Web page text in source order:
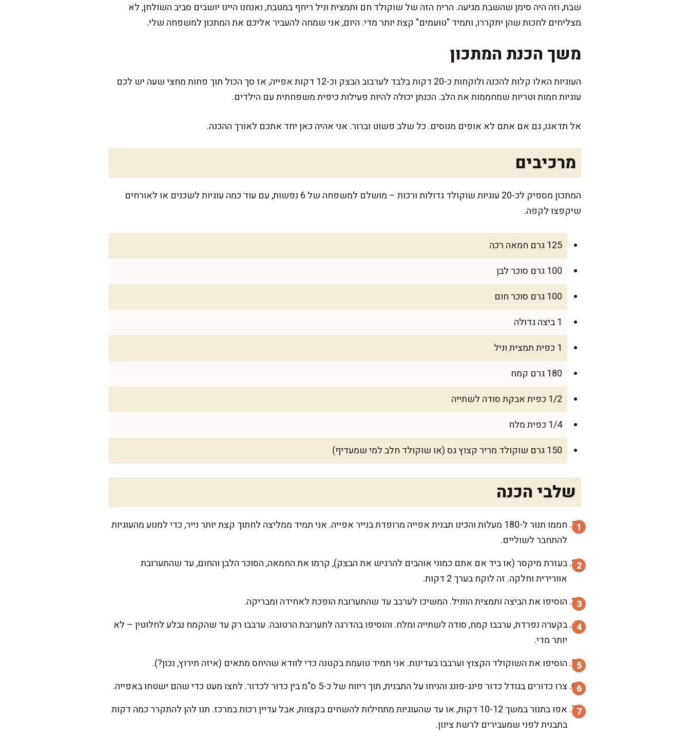
שבת, וזה היה סימן שהשבת מגיעה. הריח הזה של שוקולד חם ותמצית וניל ריחף במטבח, ואנחנו היינו יושבים סביב השולחן, לא
מצליחים לחכות שהן יתקררו, ותמיד "טועמים" קצת יותר מדי. היום, אני שמחה להעביר אליכם את המתכון למשפחה שלי.
משך הכנת המתכון
העוגיות האלו קלות להכנה ולוקחות כ-20 דקות בלבד לערבוב הבצק וכ-12 דקות אפייה, אז סך הכול תוך פחות מחצי שעה יש לכם
עוגיות חמות וטריות שמחממות את הלב. הכנתן יכולה להיות פעילות כיפית משפחתית עם הילדים.
אל תדאגו, גם אם אתם לא אופים מנוסים. כל שלב פשוט וברור. אני אהיה כאן יחד אתכם לאורך ההכנה.
מרכיבים
המתכון מספיק לכ-20 עוגיות שוקולד גדולות ורכות – מושלם למשפחה של 6 נפשות, עם עוד כמה עוגיות לשכנים או לאורחים
שיקפצו לקפה.
125 גרם חמאה רכה
100 גרם סוכר לבן
100 גרם סוכר חום
1 ביצה גדולה
1 כפית תמצית וניל
180 גרם קמח
1/2 כפית אבקת סודה לשתייה
1/4 כפית מלח
150 גרם שוקולד מריר קצוץ גס (או שוקולד חלב למי שמעדיף)
שלבי הכנה
חממו תנור ל-180 מעלות והכינו תבנית אפייה מרופדת בנייר אפייה. אני תמיד ממליצה לחתוך קצת יותר נייר, כדי למנוע מהעוגיות
להתחבר לשוליים.
בעזרת מיקסר (או ביד אם אתם כמוני אוהבים להרגיש את הבצק), קרמו את החמאה, הסוכר הלבן והחום, עד שהתערובת
אוורירית וחלקה. זה לוקח בערך 2 דקות.
הוסיפו את הביצה ותמצית הווניל. המשיכו לערבב עד שהתערובת הופכת לאחידה ומבריקה.
בקערה נפרדת, ערבבו קמח, סודה לשתייה ומלח. והוסיפו בהדרגה לתערובת הרטובה. ערבבו רק עד שהקמח נבלע לחלוטין – לא
יותר מדי.
הוסיפו את השוקולד הקצוץ וערבבו בעדינות. אני תמיד טועמת בקטנה כדי לוודא שהיחס מתאים (איזה תירוץ, נכון?).
צרו כדורים בגודל כדור פינג-פונג והניחו על התבנית, תוך ריווח של כ-5 ס"מ בין כדור לכדור. לחצו מעט כדי שהם ישטחו באפייה.
אפו בתנור במשך 10-12 דקות, או עד שהעוגיות מתחילות להשחים בקצוות, אבל עדיין רכות במרכז. תנו להן להתקרר כמה דקות
בתבנית לפני שמעבירים לרשת צינון.